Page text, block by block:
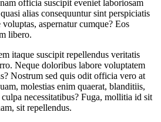
officia suscipit eveniet laboriosam
alias consequuntur sint perspiciatis
aspernatur cumque? Eos
libero.
itaque suscipit repellendus veritatis
Neque doloribus labore voluptatem
Nostrum sed quis odit officia vero at
molestias enim quaerat, blanditiis,
necessitatibus? Fuga, mollitia id sit
sit repellendus.